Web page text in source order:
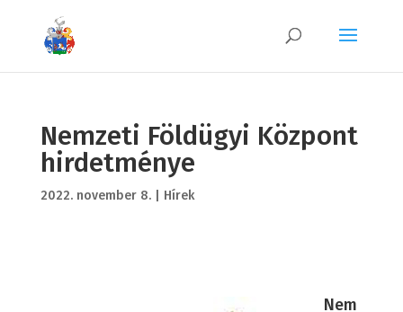
Nemzeti Földügyi Központ
hirdetménye
2022. november 8.| Hírek
Nem